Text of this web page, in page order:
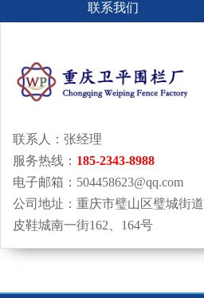
联系我们
联系人：张经理
服务热线： 185-2343-8988
电子邮箱：504458623@qq.com
公司地址：重庆市璧山区璧城街道
皮鞋城南一街162、164号